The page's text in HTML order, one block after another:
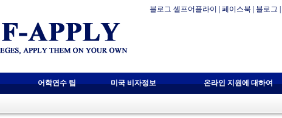
블로그 셀프어플라이 페이스북 블로그
어학연수 팁 미국 비자정보 온라인 지원에 대하여